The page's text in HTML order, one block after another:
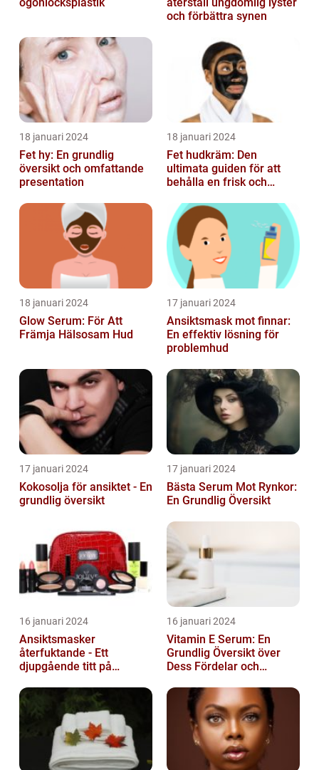
och förbättra synen
18 januari 2024
Fet hy: En grundlig
översikt och omfattande
presentation
18 januari 2024
Fet hudkräm: Den
ultimata guiden för att
behålla en frisk och
18 januari 2024
Glow Serum: För Att
Främja Hälsosam Hud
17 januari 2024
Ansiktsmask mot finnar:
En effektiv lösning för
problemhud
17 januari 2024
Kokosolja för ansiktet - En
grundlig översikt
17 januari 2024
Bästa Serum Mot Rynkor:
En Grundlig Översikt
16 januari 2024
Ansiktsmasker
återfuktande - Ett
djupgående titt på
fenomen
16 januari 2024
Vitamin E Serum: En
Grundlig Översikt över
Dess Fördelar och